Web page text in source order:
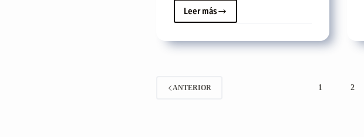
Leer más
Azul
de
desenchufado
bliss,
ANTERIOR 1 2